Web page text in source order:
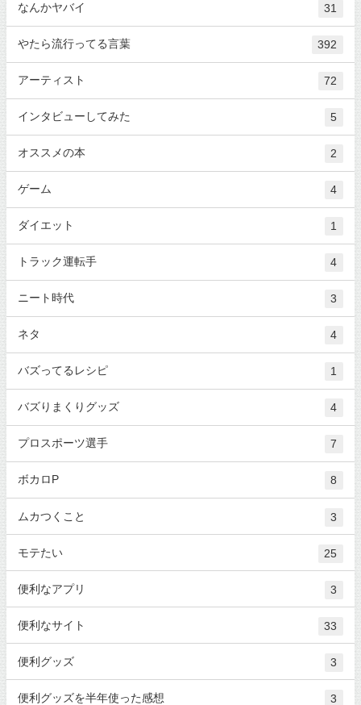
なんかヤバイ 31
やたら流行ってる言葉 392
アーティスト 72
インタビューしてみた 5
オススメの本 2
ゲーム 4
ダイエット 1
トラック運転手 4
ニート時代 3
ネタ 4
バズってるレシピ 1
バズりまくりグッズ 4
プロスポーツ選手 7
ボカロP 8
ムカつくこと 3
モテたい 25
便利なアプリ 3
便利なサイト 33
便利グッズ 3
便利グッズを半年使った感想 3